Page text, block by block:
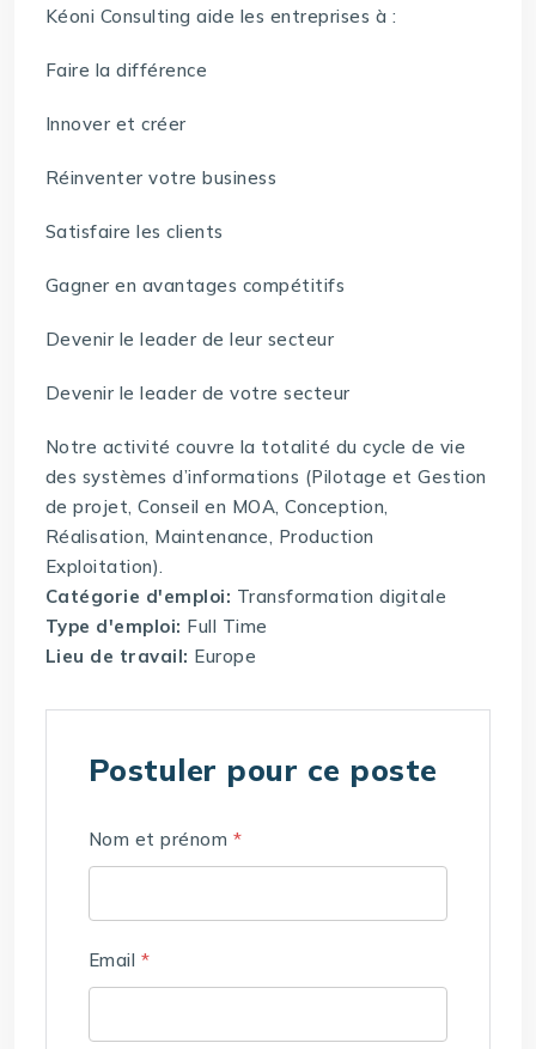
Kéoni Consulting aide les entreprises à :
Faire la différence
Innover et créer
Réinventer votre business
Satisfaire les clients
Gagner en avantages compétitifs
Devenir le leader de leur secteur
Devenir le leader de votre secteur
Notre activité couvre la totalité du cycle de vie
des systèmes d’informations (Pilotage et Gestion
de projet, Conseil en MOA, Conception,
Réalisation, Maintenance, Production
Exploitation).
Catégorie d'emploi: Transformation digitale
Type d'emploi: Full Time
Lieu de travail: Europe
Postuler pour ce poste
Nom et prénom *
Email *